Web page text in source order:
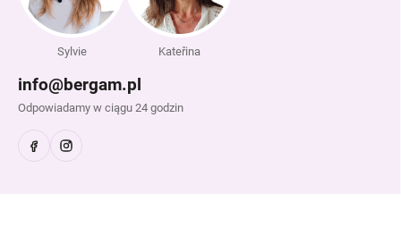
Sylvie Kateřina
info@bergam.pl
Odpowiadamy w ciągu 24 godzin